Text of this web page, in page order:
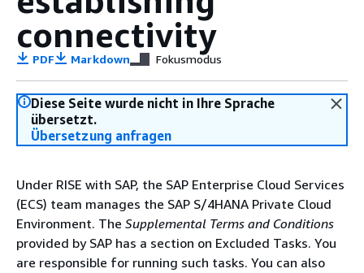
connectivity
PDF Markdown Fokusmodus
Diese Seite wurde nicht in Ihre Sprache
übersetzt.
Übersetzung anfragen
Under RISE with SAP, the SAP Enterprise Cloud Services
(ECS) team manages the SAP S/4HANA Private Cloud
Environment. The Supplemental Terms and Conditions
provided by SAP has a section on Excluded Tasks. You
are responsible for running such tasks. You can also